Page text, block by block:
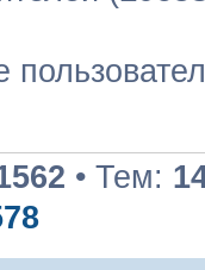
• Тем: